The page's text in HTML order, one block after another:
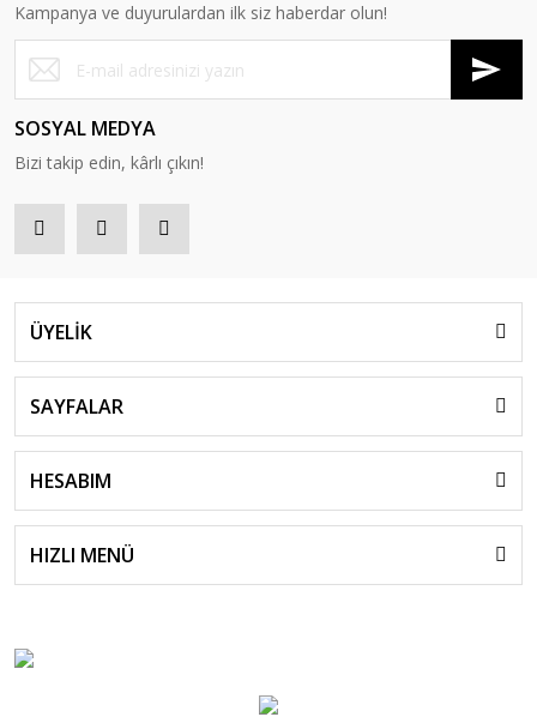
Kampanya ve duyurulardan ilk siz haberdar olun!
SOSYAL MEDYA
Bizi takip edin, kârlı çıkın!
ÜYELİK
SAYFALAR
HESABIM
HIZLI MENÜ